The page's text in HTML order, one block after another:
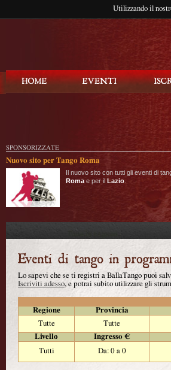
Utilizzando il
SPONSORIZZATE
Nuovo sito per Tango Roma
Il nuovo sito con tutti gli eventi di
Roma e per il Lazio
Lo sapevi che se ti registri a BallaTango puoi
Iscriviti adesso, e potrai subito utilizzare gli
Regione
Provincia
Tutte
Tutte
Livello
Ingresso €
Tutti
Da: 0 a 0